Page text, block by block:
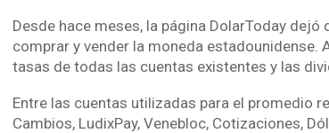
Desde hace meses, la página DolarToday
comprar y vender la moneda estadounidense.
tasas de todas las cuentas existentes y las
Entre las cuentas utilizadas para el promedio
Cambios, LudixPay, Venebloc, Cotizaciones,